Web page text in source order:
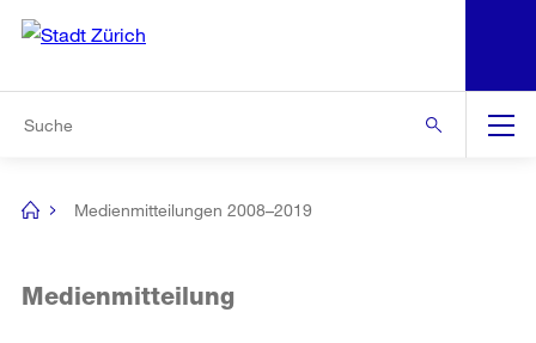
Navigation
[no
Medienmitteilungen 2008–2019
Medienmitteilung